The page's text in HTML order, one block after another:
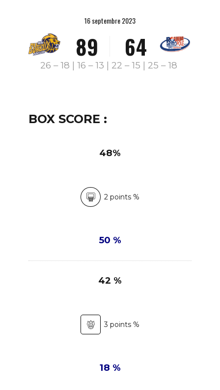
16 septembre 2023
7
8
9
8
9
0
5
6
7
4
5
26 – 18 | 16 – 13 | 22 – 15 | 25 – 18
BOX SCORE :
48%
2 points %
50 %
42 %
3 points %
18 %